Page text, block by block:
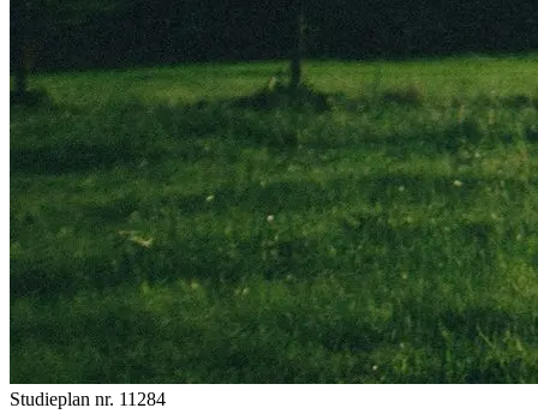
Studieplan nr. 11284